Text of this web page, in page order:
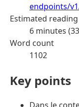
endpoints/
Estimated
6 minutes
Word count
1102
Key points